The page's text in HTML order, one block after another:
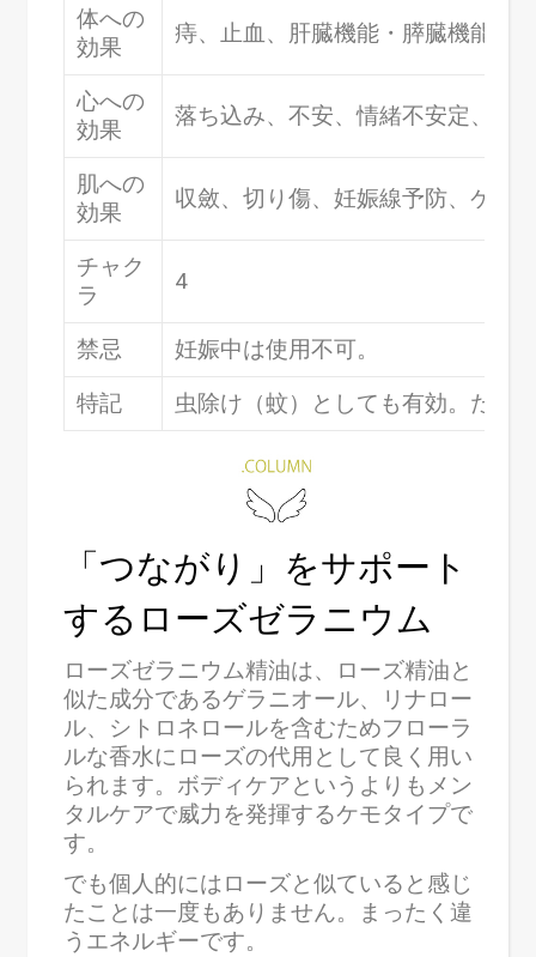
体への
効果
痔、止血、肝臓機能・膵臓機能ケ
心への
効果
落ち込み、不安、情緒不安定、ス
肌への
効果
収斂、切り傷、妊娠線予防、ケロ
チャク
ラ
4
禁忌
妊娠中は使用不可。
特記
虫除け（蚊）としても有効。ただ
「つながり」をサポート
するローズゼラニウム
ローズゼラニウム精油は、ローズ精油と
似た成分であるゲラニオール、リナロー
ル、シトロネロールを含むためフローラ
ルな香水にローズの代用として良く用い
られます。ボディケアというよりもメン
タルケアで威力を発揮するケモタイプで
す。
でも個人的にはローズと似ていると感じ
たことは一度もありません。まったく違
うエネルギーです。